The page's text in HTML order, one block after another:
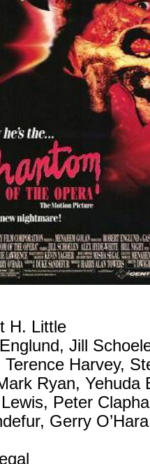
H. Little
Jill
Harvey,
Ryan, Yehuda
Peter
Gerry